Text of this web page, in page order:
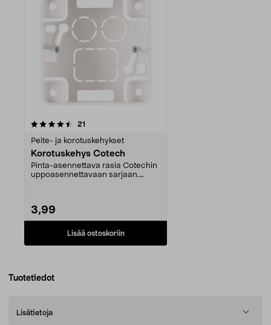
21
Peite- ja korotuskehykset
Korotuskehys Cotech
Pinta-asennettava rasia Cotechin
uppoasennettavaan sarjaan.
3,99
Lisää ostoskoriin
Tuotetiedot
Lisätietoja